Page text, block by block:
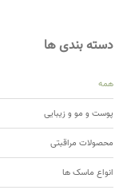
دسته بندی ها
همه
پوست و مو و زیبایی
محصولات مراقبتی
انواع ماسک ها